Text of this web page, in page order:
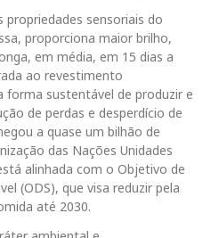
sensoriais do
proporciona maior brilho,
em média, em 15 dias a
ao revestimento
forma sustentável de produzir e
de perdas e desperdício de
a quase um bilhão de
das Nações Unidades
alinhada com o Objetivo de
(ODS), que visa reduzir pela
até 2030.